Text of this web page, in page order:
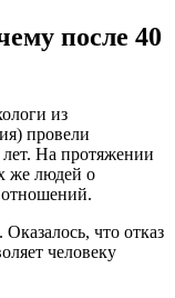
после 40
из
провели
лет. На протяжении
же людей о
отношений.
что отказ
человеку